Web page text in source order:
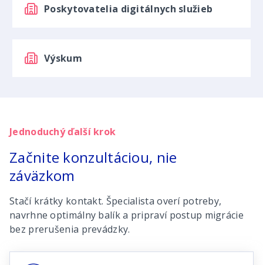
Poskytovatelia digitálnych služieb
Výskum
Jednoduchý ďalší krok
Začnite konzultáciou, nie
záväzkom
Stačí krátky kontakt. Špecialista overí potreby,
navrhne optimálny balík a pripraví postup migrácie
bez prerušenia prevádzky.